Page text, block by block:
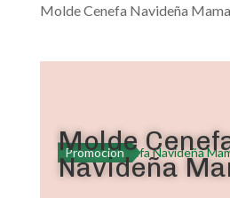
Molde Cenefa Navideña
Promoción
Molde
Navideña